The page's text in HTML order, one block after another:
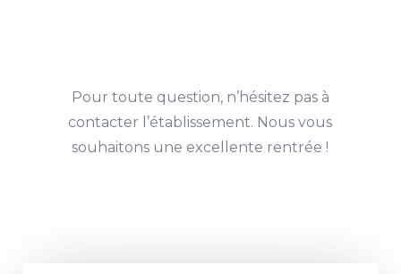
Pour toute question, n’hésitez pas à
contacter l’établissement. Nous vous
souhaitons une excellente rentrée !